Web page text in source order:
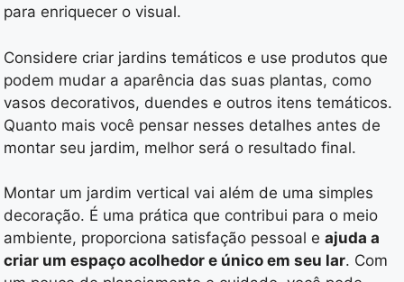
para enriquecer o visual.
Considere criar jardins temáticos e use produtos que
podem mudar a aparência das suas plantas, como
vasos decorativos, duendes e outros itens temáticos.
Quanto mais você pensar nesses detalhes antes de
montar seu jardim, melhor será o resultado final.
Montar um jardim vertical vai além de uma simples
decoração. É uma prática que contribui para o meio
ambiente, proporciona satisfação pessoal e ajuda a
criar um espaço acolhedor e único em seu lar. Com